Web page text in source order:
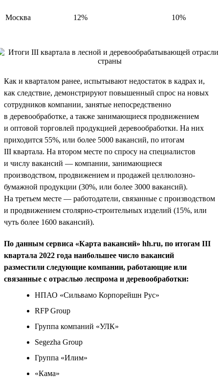
Москва 12% 10%
Как и кварталом ранее, испытывают недостаток в кадрах и,
как следствие, демонстрируют повышенный спрос на новых
сотрудников компании, занятые непосредственно
в деревообработке, а также занимающиеся продвижением
и оптовой торговлей продукцией деревообработки. На них
приходится 55%, или более 5000 вакансий, по итогам
III квартала. На втором месте по спросу на специалистов
и числу вакансий — компании, занимающиеся
производством, продвижением и продажей целлюлозно-
бумажной продукции (30%, или более 3000 вакансий).
На третьем месте — работодатели, связанные с производством
и продвижением столярно-строительных изделий (15%, или
чуть более 1600 вакансий).
По данным сервиса «Карта вакансий» hh.ru, по итогам III
квартала 2022 года наибольшее число вакансий
разместили следующие компании, работающие или
связанные с отраслью леспрома и деревообработки:
НПАО «Сильвамо Корпорейшн Рус»
RFP Group
Группа компаний «УЛК»
Segezha Group
Группа «Илим»
«Кама»